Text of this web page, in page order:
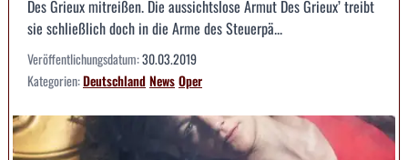
Des Grieux mitreißen. Die aussichtslose Armut Des Grieux’ treibt
sie schließlich doch in die Arme des Steuerpä...
Veröffentlichungsdatum:30.03.2019
Kategorien:DeutschlandNewsOper